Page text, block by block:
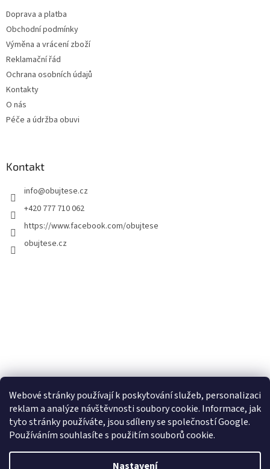
Webové stránky používají k poskytování služeb, personalizaci
reklam a analýze návštěvnosti soubory cookie. Informace, jak
tyto stránky používáte, jsou sdíleny se společností Google.
Používáním souhlasíte s použitím souborů cookie.
Nastavení
Doprava a platba
Obchodní podmínky
Výměna a vrácení zboží
Reklamační řád
Ochrana osobních údajů
Kontakty
O nás
Péče a údržba obuvi
Kontakt
info@obujtese.cz
+420 777 710 062
https://www.facebook.com/obujtese
obujtese.cz